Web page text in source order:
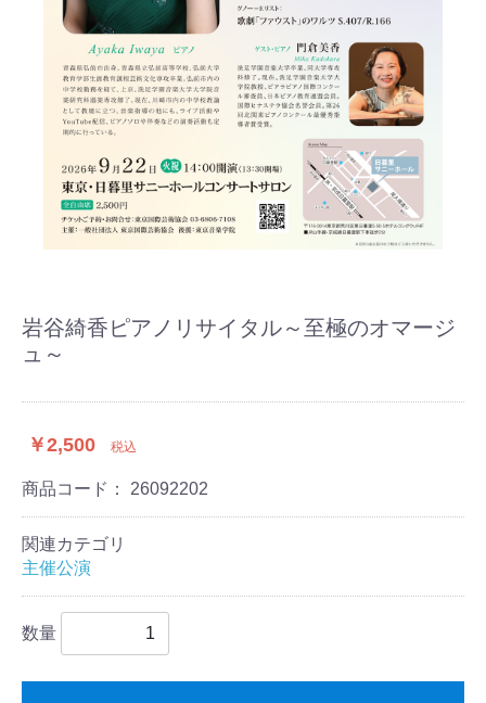
岩谷綺香ピアノリサイタル～至極のオマージ
ュ～
￥2,500 税込
商品コード： 26092202
関連カテゴリ
主催公演
数量